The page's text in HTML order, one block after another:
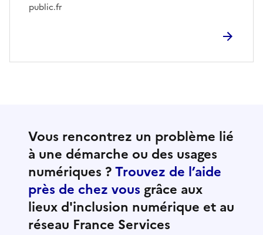
public.fr
Vous rencontrez un problème lié
à une démarche ou des usages
numériques ?Trouvez de l’aide
près de chez vous grâce aux
lieux d'inclusion numérique et au
réseau France Services